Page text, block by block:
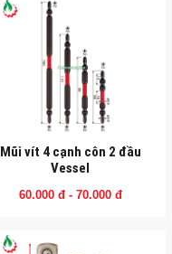
Mũi vít 4 cạnh côn 2 đầu
Vessel
60.000 đ - 70.000 đ